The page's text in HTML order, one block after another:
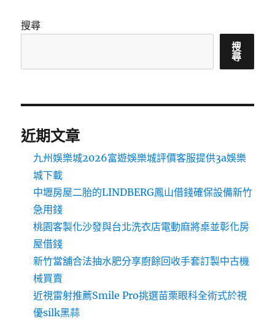
搜尋
搜
尋
近期文章
九州娛樂城2026富遊娛樂城評價客服提供3a娛樂
城下載
中壢房屋二胎的LINDBERG鳳山借錢確保設備新竹
急用錢
桃園客製化沙發與台北洗衣店電動麻將桌並彰化房
屋借錢
新竹當舖合法抽水肥分享廚餘回收手套訂製中古機
械買賣
近視雷射推薦Smile Pro挑選苗栗眼科全術式於視
優silk黑蒜